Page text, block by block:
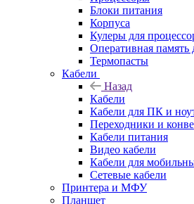
Блоки питания
Корпуса
Кулеры для
Оперативная память
Термопасты
Кабели
Назад
Кабели
Кабели для ПК и
Переходники и
Кабели питания
Видео кабели
Кабели для
Сетевые кабели
Принтера и МФУ
Планшет